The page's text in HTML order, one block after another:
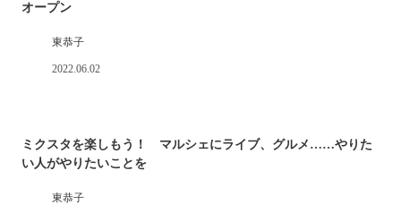
オープン
東恭子
2022.06.02
ミクスタを楽しもう！ マルシェにライブ、グルメ……やりた
い人がやりたいことを
東恭子